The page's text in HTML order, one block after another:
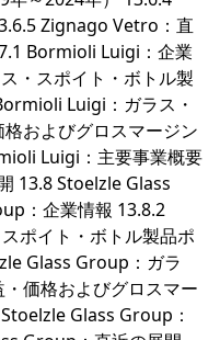
Zignago Vetro：直
Bormioli Luigi：企業
・スポイト・ボトル製
Luigi：ガラス・
およびグロスマージン
Luigi：主要事業概要
13.8 Stoelzle Glass
：企業情報 13.8.2
ポイト・ボトル製品ポ
Glass Group：ガラ
価格およびグロスマー
Glass Group：